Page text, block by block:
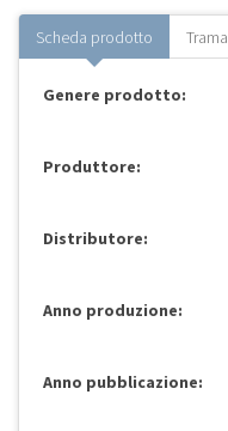
Scheda prodotto Trama
Genere prodotto:
Produttore:
Distributore:
Anno produzione:
Anno pubblicazione: